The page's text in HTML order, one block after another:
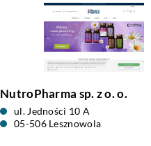
NutroPharma sp. z o. o.
ul. Jedności 10 A
05-506 Lesznowola